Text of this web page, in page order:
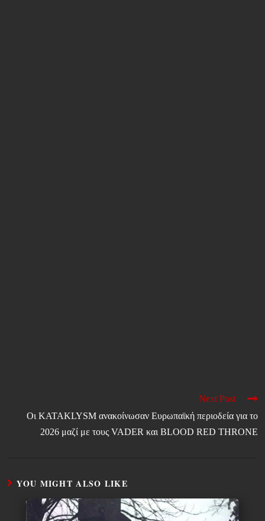
Next Post
Οι KATAKLYSM ανακοίνωσαν Ευρωπαϊκή περιοδεία για το
2026 μαζί με τους VADER και BLOOD RED THRONE
YOU MIGHT ALSO LIKE